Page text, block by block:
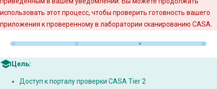
использовать этот процесс, чтобы проверить готовность вашего
приложения к проверенному в лаборатории сканированию CASA.
Цель:
Доступ к порталу проверки CASA Tier 2